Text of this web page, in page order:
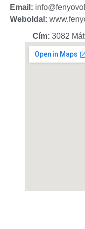
Email:
Weboldal:
Cím: 3082